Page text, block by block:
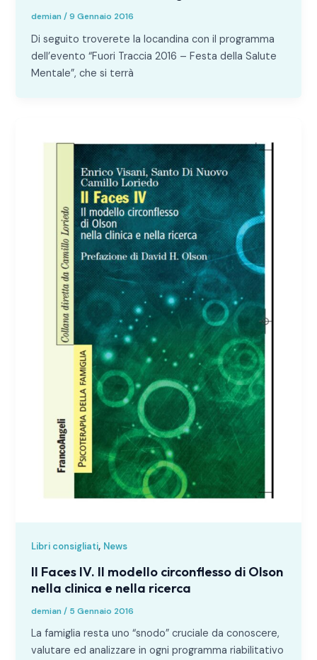
demian/9 Gennaio 2016
Di seguito troverete la locandina con il programma
dell’evento “Fuori Traccia 2016 – Festa della Salute
Mentale”, che si terrà
Libri consigliati, News
Il Faces IV. Il modello circonflesso di Olson
nella clinica e nella ricerca
demian/ 5 Gennaio 2016
La famiglia resta uno “snodo” cruciale da conoscere,
valutare ed analizzare in ogni programma riabilitativo